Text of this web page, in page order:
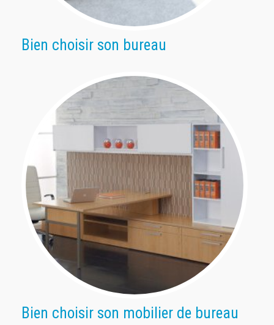
Bien choisir son bureau
Bien choisir son mobilier de bureau